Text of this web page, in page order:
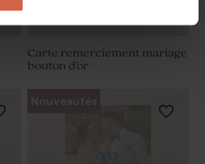
Carte remerciement mariage
bouton d'or
Nouveautés